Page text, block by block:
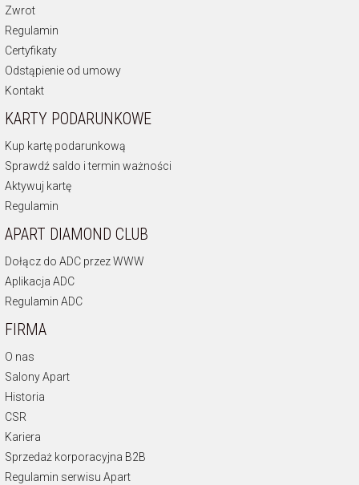
Zwrot
Regulamin
Certyfikaty
Odstąpienie od umowy
Kontakt
KARTY PODARUNKOWE
Kup kartę podarunkową
Sprawdź saldo i termin ważności
Aktywuj kartę
Regulamin
APART DIAMOND CLUB
Dołącz do ADC przez WWW
Aplikacja ADC
Regulamin ADC
FIRMA
O nas
Salony Apart
Historia
CSR
Kariera
Sprzedaż korporacyjna B2B
Regulamin serwisu Apart